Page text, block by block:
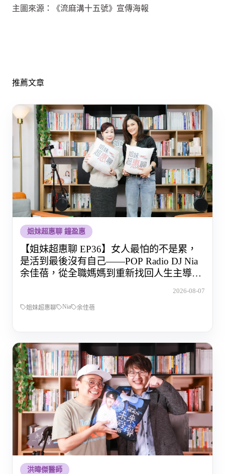
主圖來源：《流麻溝十五號》宣傳海報
推薦文章
姐妹超惠聊 鐘盈惠
【姐妹超惠聊 EP36】女人最怕的不是累，
是活到最後沒有自己——POP Radio DJ Nia
余佳蓓，從全職媽媽到重新找回人生主導權
2026-08-07
姐妹超惠聊 Nia 余佳蓓
洪暐傑醫師